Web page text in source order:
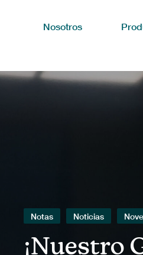
Nosotros
Notas Noticias
¡Nuestro